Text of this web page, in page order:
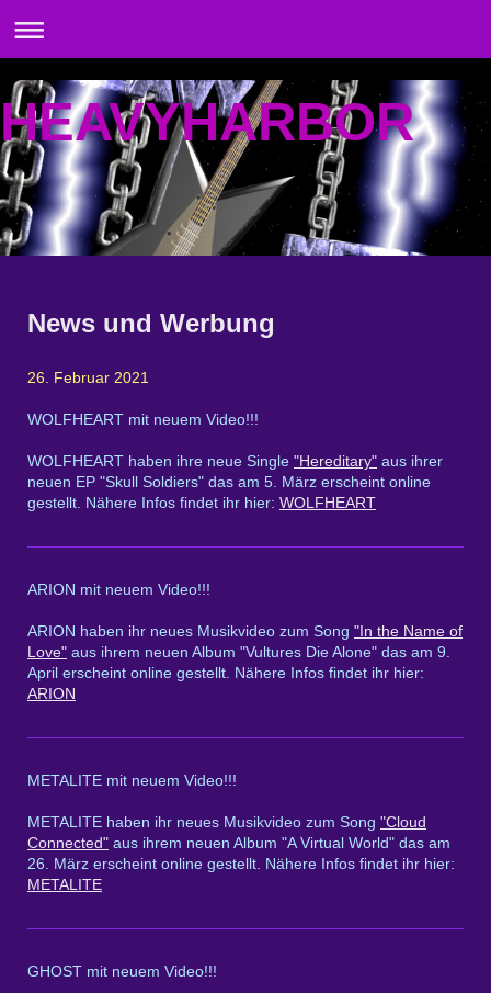
HEAVYHARBOR
News und Werbung
26. Februar 2021
WOLFHEART mit neuem Video!!!
WOLFHEART haben ihre neue Single "Hereditary" aus ihrer
neuen EP "Skull Soldiers" das am 5. März erscheint online
gestellt. Nähere Infos findet ihr hier: WOLFHEART
ARION mit neuem Video!!!
ARION haben ihr neues Musikvideo zum Song "In the Name of
Love" aus ihrem neuen Album "Vultures Die Alone" das am 9.
April erscheint online gestellt. Nähere Infos findet ihr hier:
ARION
METALITE mit neuem Video!!!
METALITE haben ihr neues Musikvideo zum Song "Cloud
Connected" aus ihrem neuen Album "A Virtual World" das am
26. März erscheint online gestellt. Nähere Infos findet ihr hier:
METALITE
GHOST mit neuem Video!!!